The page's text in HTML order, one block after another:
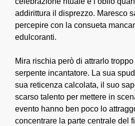
addirittura il disprezzo. Maresco
percepire con la consueta
edulcoranti.
Mira rischia però di attrarlo
serpente incantatore. La sua
sua reticenza calcolata, il suo
scarso talento per mettere in
evento hanno ben poco lo
concentrare la parte centrale del